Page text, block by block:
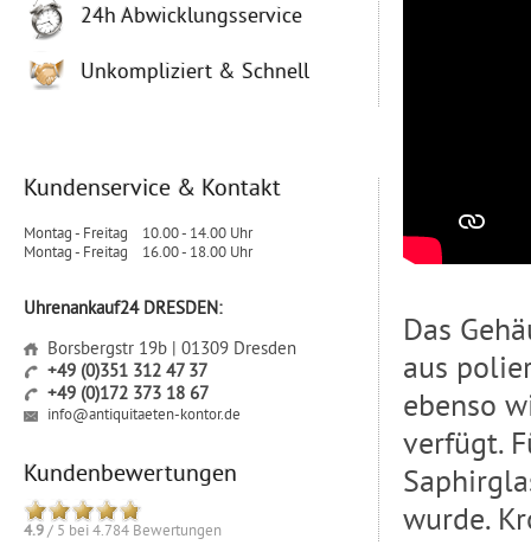
24h Abwicklungsservice
Unkompliziert & Schnell
Kundenservice & Kontakt
Montag - Freitag
10.00 - 14.00 Uhr
Montag - Freitag
16.00 - 18.00 Uhr
Uhrenankauf24 DRESDEN:
Borsbergstr 19b | 01309 Dresden
+49 (0)351 312 47 37
+49 (0)172 373 18 67
info@antiquitaeten-kontor.de
Kundenbewertungen
4.9/ 5 bei4.784 Bewertungen
Das
aus
ebenso
verfügt.
wurde.